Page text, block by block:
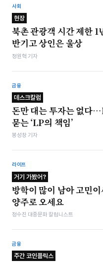
사회
현장
북촌 관광객 시간 제한 1
반기고 상인은 울상
정원혁 기자
금융
데스크칼럼
돈만 대는 투자는 없다
묻는 ‘LP의 책임’
봉성창 기자
라이프
거기 가봤어?
방학이 많이 남아 고민
양주로 오세요
정수진 대중문화 칼럼니스트
금융
주간 코인플릭스